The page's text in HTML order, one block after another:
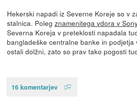
Hekerski napadi iz Severne Koreje so v
stalnica. Poleg znamenitega vdora v
Severna Koreja v preteklosti napadala
bangladeške centralne banke in podjetja
ostali dolžni, zato so prav tako pogosti
16 komentarjev